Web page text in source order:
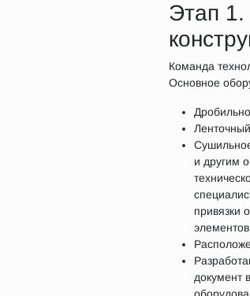
Этап
Команда
Основное
и другим
привязки
документ